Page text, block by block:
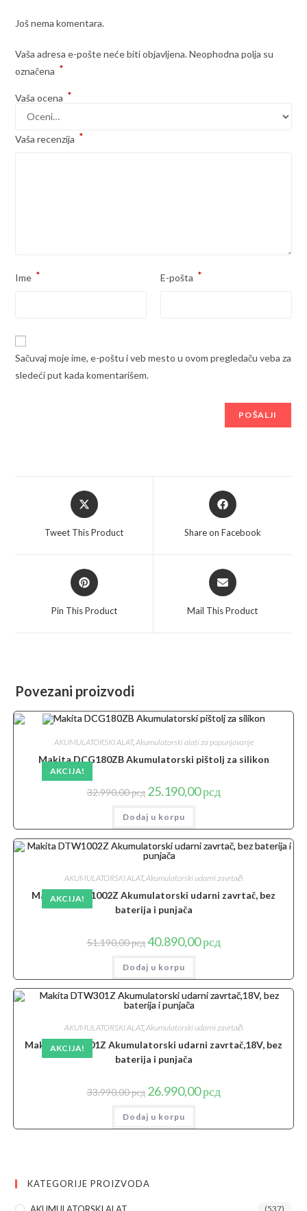
Još nema komentara.
Vaša adresa e-pošte neće biti objavljena. Neophodna polja su
označena *
Vaša ocena *
Vaša recenzija *
Ime * E-pošta *
Sačuvaj moje ime, e-poštu i veb mesto u ovom pregledaču veba za
sledeći put kada komentarišem.
Opens
in
Tweet This Product
Opens
in
Share on Facebook
Opens
in
Pin This Product
Opens
in
Mail This Product
Povezani proizvodi
AKCIJA!
AKUMULATORSKI ALAT,Akumulatorski alati za popunjavanje
Makita DCG180ZB Akumulatorski pištolj za silikon
32.990,00рсд Originalna
cena
je
bila:
32.990,00 рсд.
25.190,00рсдTrenutna
cena
Dodaj u korpu
AKCIJA!
AKUMULATORSKI ALAT,Akumulatorski udarni zavrtači
Makita DTW1002Z Akumulatorski udarni zavrtač, bez
baterija i punjača
51.190,00рсд Originalna
cena
je
bila:
51.190,00 рсд.
40.890,00рсдTrenutna
cena
Dodaj u korpu
AKCIJA!
AKUMULATORSKI ALAT,Akumulatorski udarni zavrtači
Makita DTW301Z Akumulatorski udarni zavrtač,18V, bez
baterija i punjača
33.990,00рсд Originalna
cena
je
bila:
33.990,00 рсд.
26.990,00рсдTrenutna
cena
Dodaj u korpu
KATEGORIJE PROIZVODA
(537)